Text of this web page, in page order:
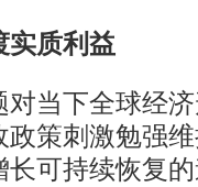
实质利益
当下全球经济
策刺激勉强维
可持续恢复